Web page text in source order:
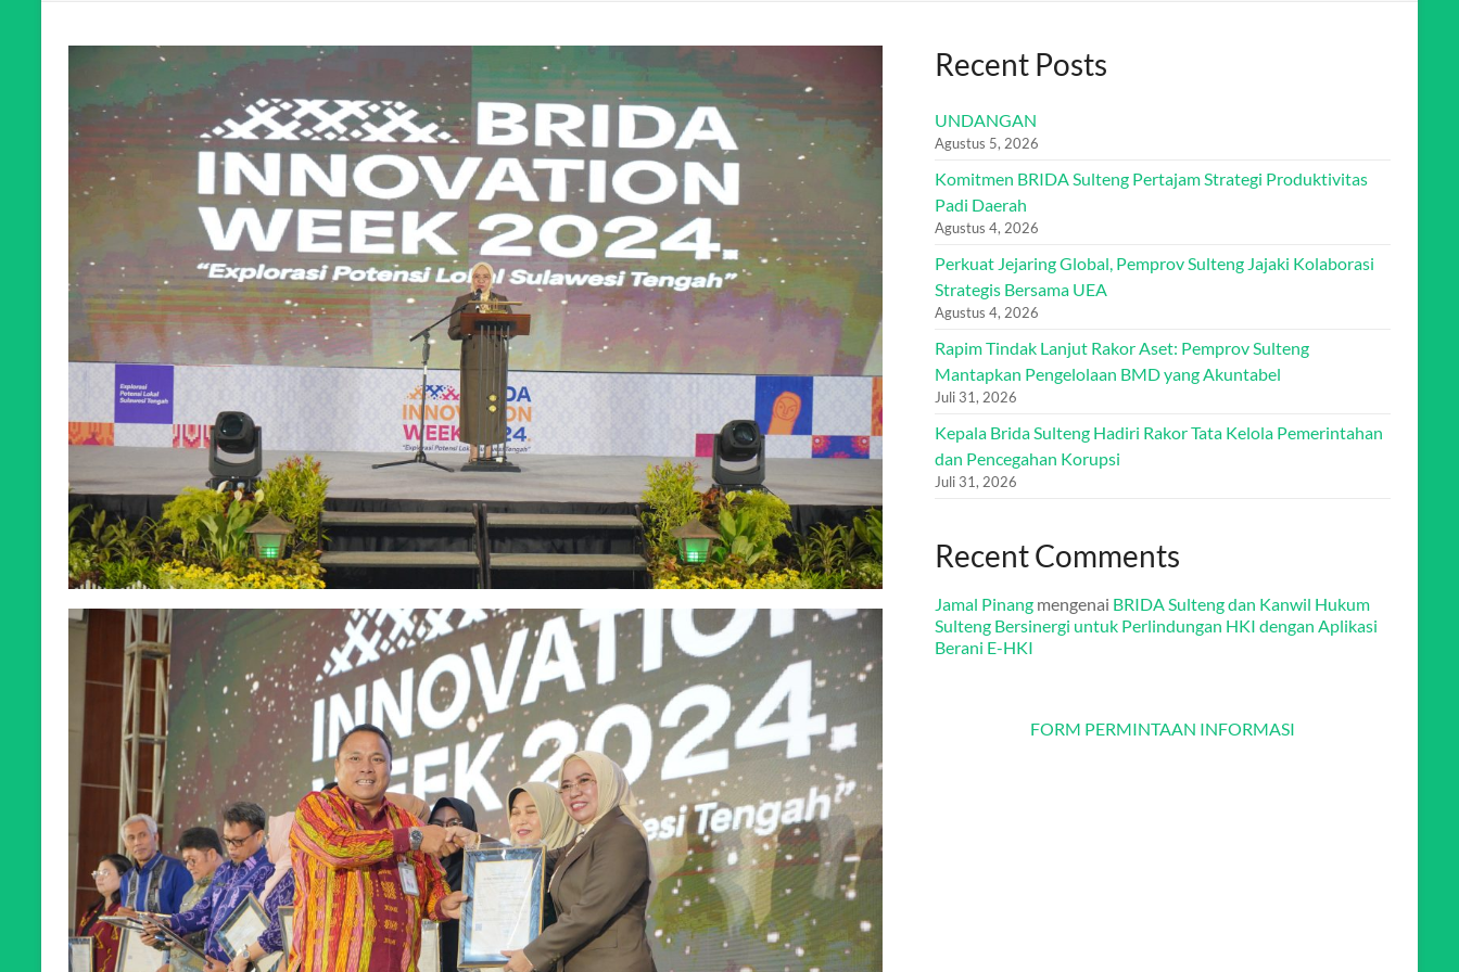
Recent Posts
UNDANGAN
Agustus 5, 2026
Komitmen BRIDA Sulteng Pertajam Strategi Produktivitas
Padi Daerah
Agustus 4, 2026
Perkuat Jejaring Global, Pemprov Sulteng Jajaki Kolaborasi
Strategis Bersama UEA
Agustus 4, 2026
Rapim Tindak Lanjut Rakor Aset: Pemprov Sulteng
Mantapkan Pengelolaan BMD yang Akuntabel
Juli 31, 2026
Kepala Brida Sulteng Hadiri Rakor Tata Kelola Pemerintahan
dan Pencegahan Korupsi
Juli 31, 2026
Recent Comments
Jamal Pinang mengenai BRIDA Sulteng dan Kanwil Hukum
Sulteng Bersinergi untuk Perlindungan HKI dengan Aplikasi
Berani E-HKI
FORM PERMINTAAN INFORMASI